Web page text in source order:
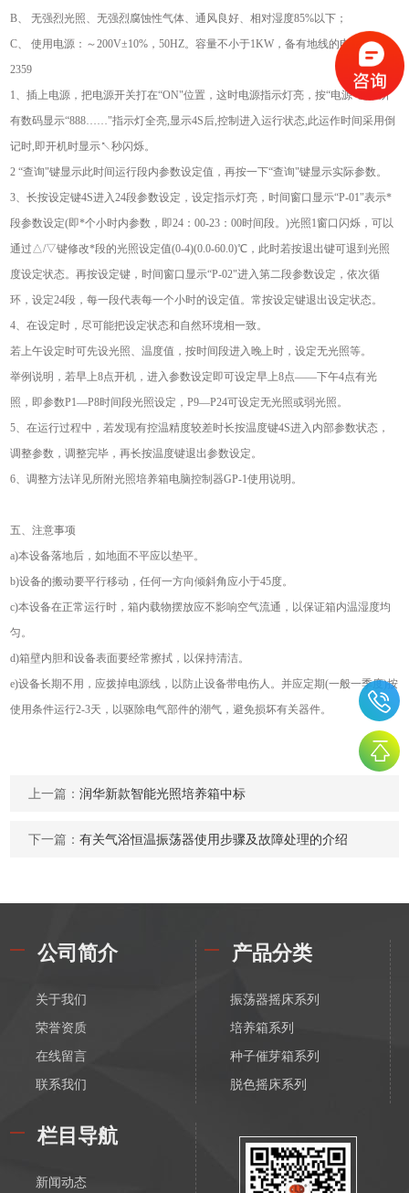
B、 无强烈光照、无强烈腐蚀性气体、通风良好、相对湿度85%以下；
C、 使用电源：～200V±10%，50HZ。容量不小于1KW，备有地线的电源插座；
2359
1、插上电源，把电源开关打在“ON"位置，这时电源指示灯亮，按“电源"键，所
有数码显示“888……"指示灯全亮,显示4S后,控制进入运行状态,此运作时间采用倒
记时,即开机时显示↖秒闪烁。
2 “查询"键显示此时间运行段内参数设定值，再按一下“查询"键显示实际参数。
3、长按设定键4S进入24段参数设定，设定指示灯亮，时间窗口显示“P-01"表示*
段参数设定(即*个小时内参数，即24：00-23：00时间段。)光照1窗口闪烁，可以
通过△/▽键修改*段的光照设定值(0-4)(0.0-60.0)℃，此时若按退出键可退到光照
度设定状态。再按设定键，时间窗口显示“P-02"进入第二段参数设定，依次循
环，设定24段，每一段代表每一个小时的设定值。常按设定键退出设定状态。
4、在设定时，尽可能把设定状态和自然环境相一致。
若上午设定时可先设光照、温度值，按时间段进入晚上时，设定无光照等。
举例说明，若早上8点开机，进入参数设定即可设定早上8点——下午4点有光
照，即参数P1—P8时间段光照设定，P9—P24可设定无光照或弱光照。
5、在运行过程中，若发现有控温精度较差时长按温度键4S进入内部参数状态，
调整参数，调整完毕，再长按温度键退出参数设定。
6、调整方法详见所附光照培养箱电脑控制器GP-1使用说明。
五、注意事项
a)本设备落地后，如地面不平应以垫平。
b)设备的搬动要平行移动，任何一方向倾斜角应小于45度。
c)本设备在正常运行时，箱内载物摆放应不影响空气流通，以保证箱内温湿度均
匀。
d)箱壁内胆和设备表面要经常擦拭，以保持清洁。
e)设备长期不用，应拨掉电源线，以防止设备带电伤人。并应定期(一般一季度)按
使用条件运行2-3天，以驱除电气部件的潮气，避免损坏有关器件。
上一篇：润华新款智能光照培养箱中标
下一篇：有关气浴恒温振荡器使用步骤及故障处理的介绍
公司简介
关于我们
荣誉资质
在线留言
联系我们
产品分类
振荡器摇床系列
培养箱系列
种子催芽箱系列
脱色摇床系列
恒温磁力搅拌器系列
电动搅拌器系列
栏目导航
新闻动态